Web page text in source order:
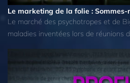
Le marketing de la folie : Sommes-
Le marché des psychotropes et de
maladies inventées lors de réunions